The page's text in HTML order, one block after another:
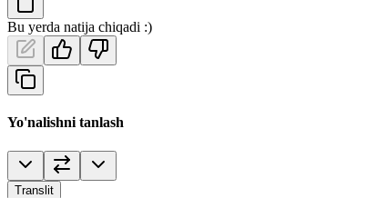
Bu yerda natija chiqadi :)
Yo'nalishni tanlash
Translit